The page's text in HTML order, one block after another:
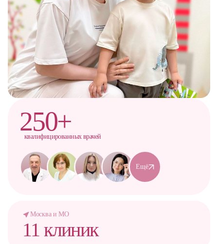
Ещё
250+
квалифицированных врачей
Москва и МО
11 клиник